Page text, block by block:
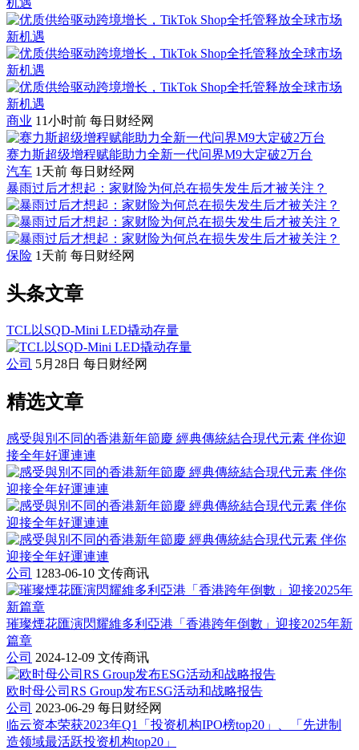
机遇
商业 11小时前 每日财经网
赛力斯超级增程赋能助力全新一代问界M9大定破2万台
汽车 1天前 每日财经网
暴雨过后才想起：家财险为何总在损失发生后才被关注？
保险 1天前 每日财经网
头条文章
TCL以SQD-Mini LED撬动存量
公司 5月28日 每日财经网
精选文章
感受與別不同的香港新年節慶 經典傳統結合現代元素 伴你迎
接全年好運連連
公司 1283-06-10 文传商讯
璀璨煙花匯演閃耀維多利亞港「香港跨年倒數」迎接2025年新
篇章
公司 2024-12-09 文传商讯
欧时母公司RS Group发布ESG活动和战略报告
公司 2023-06-29 每日财经网
临云资本荣获2023年Q1「投资机构IPO榜top20」、「先进制
造领域最活跃投资机构top20」